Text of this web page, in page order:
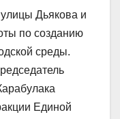
Дьякова и
по созданию
среды.
Единой